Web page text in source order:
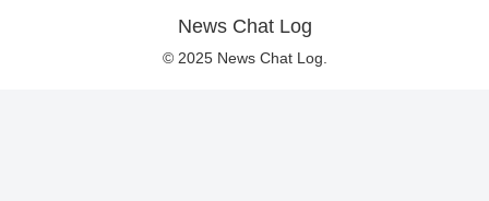
News Chat Log
© 2025 News Chat Log.